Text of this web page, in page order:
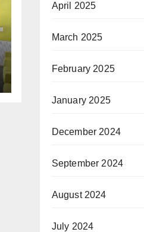
April 2025
March 2025
February 2025
January 2025
December 2024
September 2024
August 2024
July 2024